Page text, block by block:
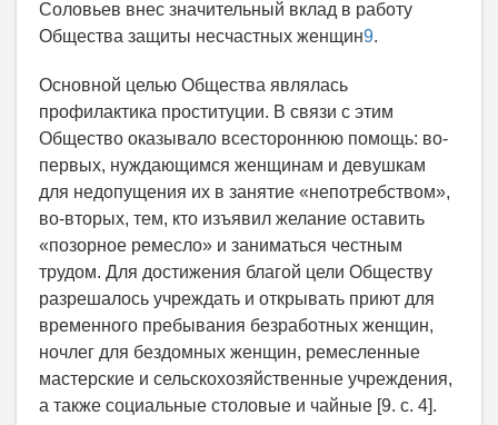
Соловьев внес значительный вклад в работу
Общества защиты несчастных женщин9.
Основной целью Общества являлась
профилактика проституции. В связи с этим
Общество оказывало всестороннюю помощь: во-
первых, нуждающимся женщинам и девушкам
для недопущения их в занятие «непотребством»,
во-вторых, тем, кто изъявил желание оставить
«позорное ремесло» и заниматься честным
трудом. Для достижения благой цели Обществу
разрешалось учреждать и открывать приют для
временного пребывания безработных женщин,
ночлег для бездомных женщин, ремесленные
мастерские и сельскохозяйственные учреждения,
а также социальные столовые и чайные [9. с. 4].